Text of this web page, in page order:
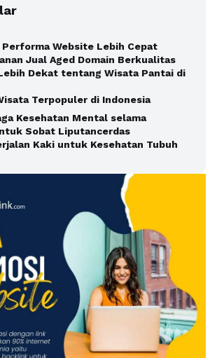
Website Lebih Cepat
Jual Aged Domain Berkualitas
Dekat tentang Wisata Pantai di
Terpopuler di Indonesia
Kesehatan Mental selama
Sobat Liputancerdas
Kaki untuk Kesehatan Tubuh